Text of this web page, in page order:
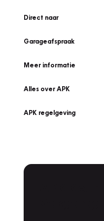
Direct naar
Garageafspraak
Meer informatie
Alles over APK
APK regelgeving